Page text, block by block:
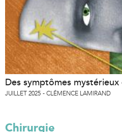
Des symptômes
JUILLET 2025 CLÉMENCE LAMIRAND
Chirurgie